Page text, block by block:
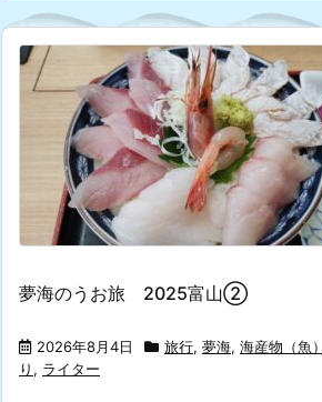
夢海のうお旅 2025富山②
2026年8月4日 旅行, 夢海, 海産物（魚）
り , ライター